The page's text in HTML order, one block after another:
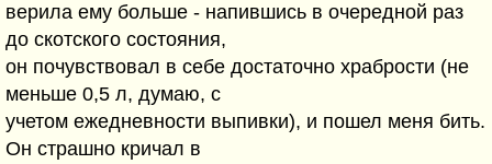
верила ему больше - напившись в очередной раз
до скотского состояния,
он почувствовал в себе достаточно храбрости (не
меньше 0,5 л, думаю, с
учетом ежедневности выпивки), и пошел меня бить.
Он страшно кричал в